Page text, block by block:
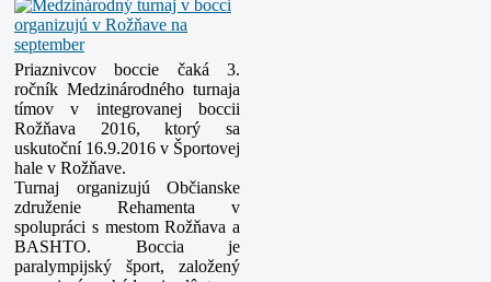
Priaznivcov boccie čaká 3.
ročník Medzinárodného turnaja
tímov v integrovanej boccii
Rožňava 2016, ktorý sa
uskutoční 16.9.2016 v Športovej
hale v Rožňave.
Turnaj organizujú Občianske
združenie Rehamenta v
spolupráci s mestom Rožňava a
BASHTO. Boccia je
paralympijský šport, založený